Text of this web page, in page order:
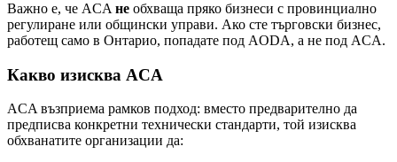
Важно е, че ACA не обхваща пряко бизнеси с провинциално
регулиране или общински управи. Ако сте търговски бизнес,
работещ само в Онтарио, попадате под AODA, а не под ACA.
Какво изисква ACA
ACA възприема рамков подход: вместо предварително да
предписва конкретни технически стандарти, той изисква
обхванатите организации да: